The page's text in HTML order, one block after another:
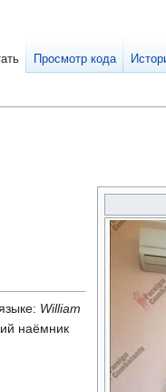
William
наёмник
Просмотр кода